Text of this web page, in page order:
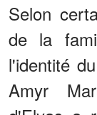
Selon
de la
l'identité
Amyr